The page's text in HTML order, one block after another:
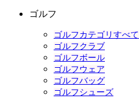
ゴルフ
ゴルフカテゴリすべて
ゴルフクラブ
ゴルフボール
ゴルフウェア
ゴルフバッグ
ゴルフシューズ